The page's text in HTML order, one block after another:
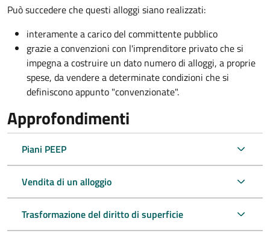
Può succedere che questi alloggi siano realizzati:
interamente a carico del committente pubblico
grazie a convenzioni con l'imprenditore privato che si
impegna a costruire un dato numero di alloggi, a proprie
spese, da vendere a determinate condizioni che si
definiscono appunto "convenzionate".
Approfondimenti
Piani PEEP
Vendita di un alloggio
Trasformazione del diritto di superficie